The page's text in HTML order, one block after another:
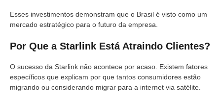
Esses investimentos demonstram que o Brasil é visto como um
mercado estratégico para o futuro da empresa.
Por Que a Starlink Está Atraindo Clientes?
O sucesso da Starlink não acontece por acaso. Existem fatores
específicos que explicam por que tantos consumidores estão
migrando ou considerando migrar para a internet via satélite.